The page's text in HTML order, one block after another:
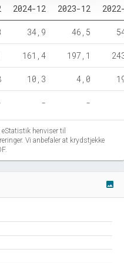
2024-12 2023-12
34,9 46,5
161,4 197,1
10,3 4,0
- -
henviser til
Vi anbefaler at krydstjekke
image